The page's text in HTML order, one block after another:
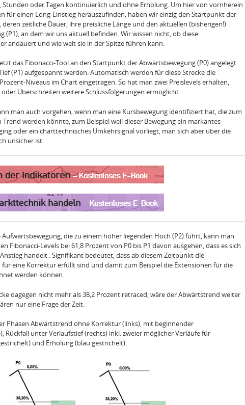
oder Tagen kontinuierlich und ohne Erholung. Um hier von vornherein
für einen Long‑Einstieg herauszufinden, haben wir einzig den Startpunkt der
deren zeitliche Dauer, ihre preisliche Länge und den aktuellen (bisherigen!)
(P1), an dem wir uns aktuell befinden. Wir wissen nicht, ob diese
andauert und wie weit sie in der Spitze führen kann.
das Fibonacci‑Tool an den Startpunkt der Abwärtsbewegung (P0) angelegt
(P1) aufgespannt werden. Automatisch werden für diese Strecke die
im Chart eingetragen. So hat man zwei Preislevels erhalten,
oder Überschreiten weitere Schlussfolgerungen ermöglicht.
man auch vorgehen, wenn man eine Kursbewegung identifiziert hat, die zum
werden könnte, zum Beispiel weil dieser Bewegung ein markantes
oder ein charttechnisches Umkehrsignal vorliegt, man sich aber über die
unsicher ist.
Aufwärtsbewegung, die zu einem höher liegenden Hoch (P2) führt, kann man
Fibonacci‑Levels bei 61,8 Prozent von P0 bis P1 davon ausgehen, dass es sich
handelt . Signifikant bedeutet, dass ab diesem Zeitpunkt die
eine Korrektur erfüllt sind und damit zum Beispiel die Extensionen für die
werden können.
dagegen nicht mehr als 38,2 Prozent retraced, wäre der Abwärtstrend weiter
nur eine Frage der Zeit.
Phasen Abwärtstrend ohne Korrektur (links), mit beginnender
Rückfall unter Verlaufstief (rechts) inkl. zweier möglicher Verläufe für
und Erholung (blau gestrichelt).